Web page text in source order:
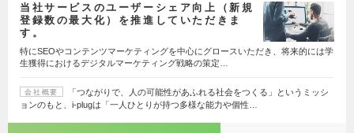
当社サービスのユーザーシェア向上（新規
登録数の最大化）を推進していただきま
す。
特にSEOやコンテンツマーケティングを中心にグロースいただき、将来的には学
生獲得におけるデジタルマーケティング戦略の策定…
会社概要
「つながりで、人の可能性があふれる社会をつくる」というミッシ
ョンのもと、i-plugは「一人ひとりが持つ多様な能力や個性…